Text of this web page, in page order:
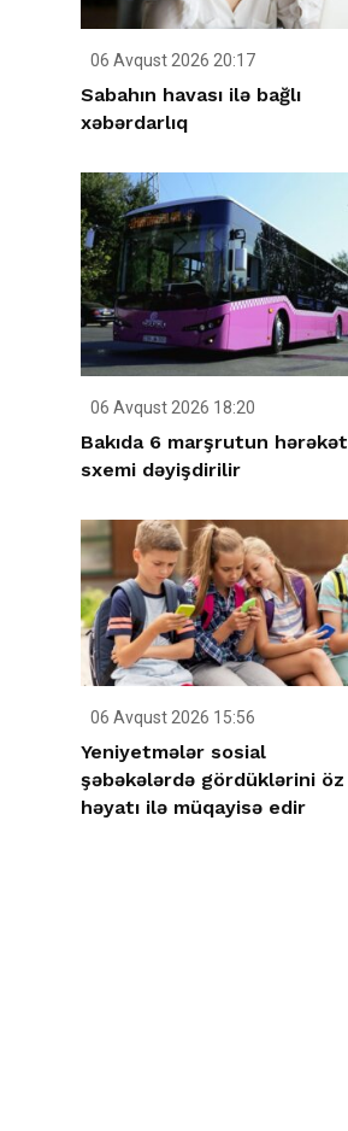
06 Avqust 2026 20:17
Sabahın havası ilə bağlı
xəbərdarlıq
06 Avqust 2026 18:20
Bakıda 6 marşrutun hərəkət
sxemi dəyişdirilir
06 Avqust 2026 15:56
Yeniyetmələr sosial
şəbəkələrdə gördüklərini öz
həyatı ilə müqayisə edir